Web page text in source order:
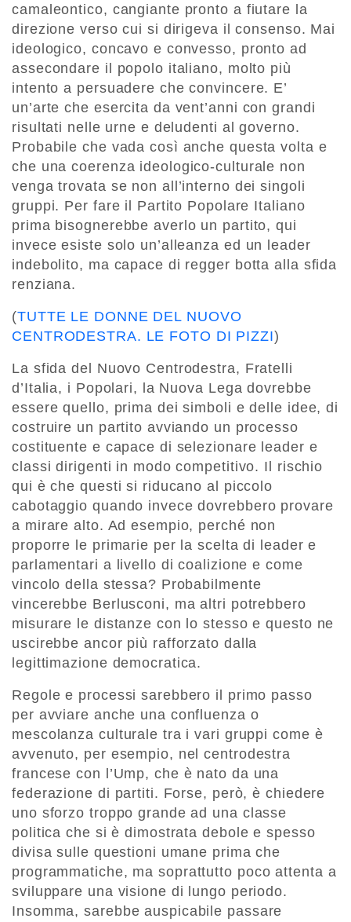
camaleontico, cangiante pronto a fiutare la
direzione verso cui si dirigeva il consenso. Mai
ideologico, concavo e convesso, pronto ad
assecondare il popolo italiano, molto più
intento a persuadere che convincere. E’
un’arte che esercita da vent’anni con grandi
risultati nelle urne e deludenti al governo.
Probabile che vada così anche questa volta e
che una coerenza ideologico-culturale non
venga trovata se non all’interno dei singoli
gruppi. Per fare il Partito Popolare Italiano
prima bisognerebbe averlo un partito, qui
invece esiste solo un’alleanza ed un leader
indebolito, ma capace di regger botta alla sfida
renziana.
(TUTTE LE DONNE DEL NUOVO
CENTRODESTRA. LE FOTO DI PIZZI)
La sfida del Nuovo Centrodestra, Fratelli
d’Italia, i Popolari, la Nuova Lega dovrebbe
essere quello, prima dei simboli e delle idee, di
costruire un partito avviando un processo
costituente e capace di selezionare leader e
classi dirigenti in modo competitivo. Il rischio
qui è che questi si riducano al piccolo
cabotaggio quando invece dovrebbero provare
a mirare alto. Ad esempio, perché non
proporre le primarie per la scelta di leader e
parlamentari a livello di coalizione e come
vincolo della stessa? Probabilmente
vincerebbe Berlusconi, ma altri potrebbero
misurare le distanze con lo stesso e questo ne
uscirebbe ancor più rafforzato dalla
legittimazione democratica.
Regole e processi sarebbero il primo passo
per avviare anche una confluenza o
mescolanza culturale tra i vari gruppi come è
avvenuto, per esempio, nel centrodestra
francese con l’Ump, che è nato da una
federazione di partiti. Forse, però, è chiedere
uno sforzo troppo grande ad una classe
politica che si è dimostrata debole e spesso
divisa sulle questioni umane prima che
programmatiche, ma soprattutto poco attenta a
sviluppare una visione di lungo periodo.
Insomma, sarebbe auspicabile passare